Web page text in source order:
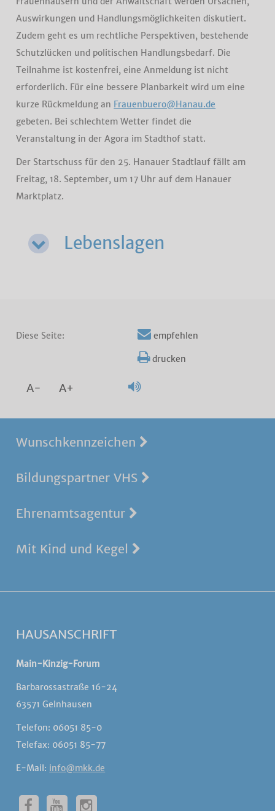
Auswirkungen und Handlungsmöglichkeiten diskutiert.
Zudem geht es um rechtliche Perspektiven, bestehende
Schutzlücken und politischen Handlungsbedarf. Die
Teilnahme ist kostenfrei, eine Anmeldung ist nicht
erforderlich. Für eine bessere Planbarkeit wird um eine
kurze Rückmeldung an Frauenbuero@Hanau.de
gebeten. Bei schlechtem Wetter findet die
Veranstaltung in der Agora im Stadthof statt.
Der Startschuss für den 25. Hanauer Stadtlauf fällt am
Freitag, 18. September, um 17 Uhr auf dem Hanauer
Marktplatz.
Lebenslagen
Diese Seite: empfehlen
drucken
A- A+
Wunschkennzeichen
Bildungspartner VHS
Ehrenamtsagentur
Mit Kind und Kegel
HAUSANSCHRIFT
Main-Kinzig-Forum
Barbarossastraße 16-24
63571 Gelnhausen
Telefon: 06051 85-0
Telefax: 06051 85-77
E-Mail: info@mkk.de